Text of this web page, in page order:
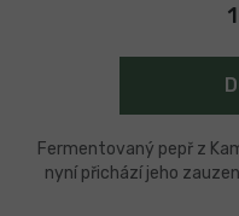
Fermentovaný pepř z
nyní přichází jeho